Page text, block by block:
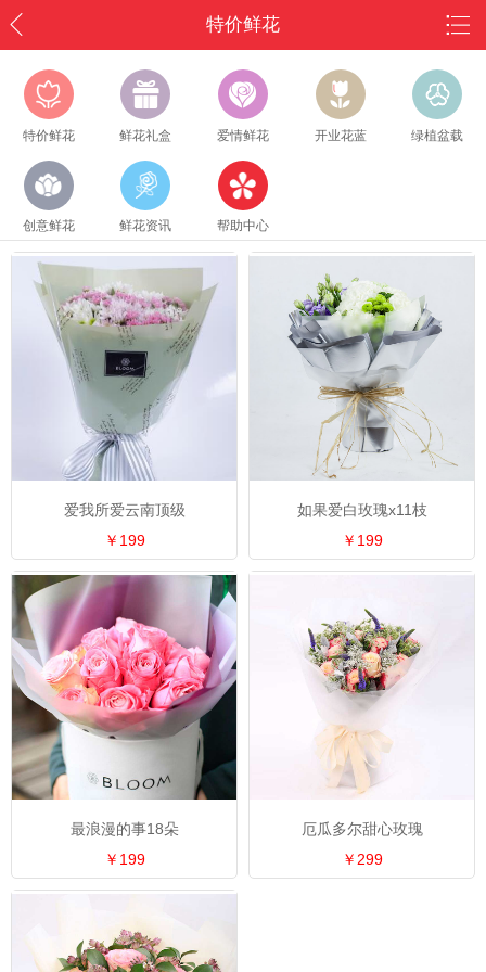
特价鲜花
特价鲜花 鲜花礼盒 爱情鲜花 开业花蓝 绿植盆载
创意鲜花 鲜花资讯 帮助中心
爱我所爱云南顶级
￥199
如果爱白玫瑰x11枝
￥199
最浪漫的事18朵
￥199
厄瓜多尔甜心玫瑰
￥299